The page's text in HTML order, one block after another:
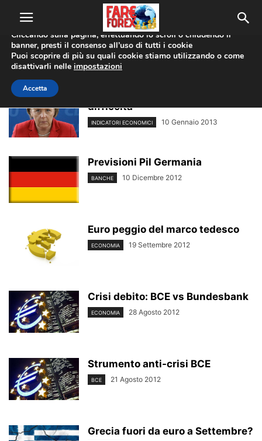
Home Tags Germania
germania
difficoltà
INDICATORI ECONOMICI 10 Gennaio 2013
Previsioni Pil Germania
BANCHE 10 Dicembre 2012
Euro peggio del marco tedesco
ECONOMIA 19 Settembre 2012
Crisi debito: BCE vs Bundesbank
ECONOMIA 28 Agosto 2012
Strumento anti-crisi BCE
BCE 21 Agosto 2012
Grecia fuori da euro a Settembre?
Utilizziamo i cookie per offrirti la migliore esperienza sul nostro
sito web.
Cliccando sulla pagina, effettuando lo scroll o chiudendo il
banner, presti il consenso all’uso di tutti i cookie
Puoi scoprire di più su quali cookie stiamo utilizzando o come
disattivarli nelle impostazioni
Accetta